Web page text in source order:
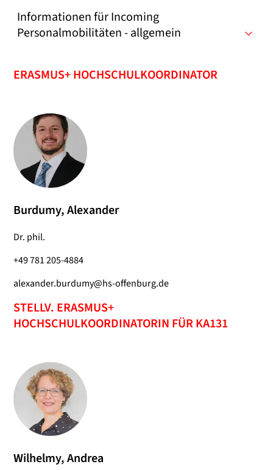
Informationen für Incoming
Personalmobilitäten - allgemein
ERASMUS+ HOCHSCHULKOORDINATOR
Burdumy, Alexander
Dr. phil.
+49 781 205-4884
alexander.burdumy@hs-offenburg.de
STELLV. ERASMUS+
HOCHSCHULKOORDINATORIN FÜR KA131
Wilhelmy, Andrea